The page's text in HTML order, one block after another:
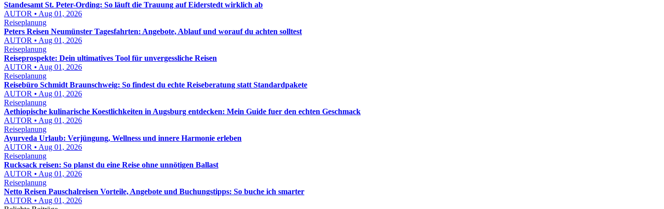
Standesamt St. Peter-Ording: So läuft die Trauung auf Eiderstedt wirklich ab
AUTOR • Aug 01, 2026
Reiseplanung
Peters Reisen Neumünster Tagesfahrten: Angebote, Ablauf und worauf du achten solltest
AUTOR • Aug 01, 2026
Reiseplanung
Reiseprospekte: Dein ultimatives Tool für unvergessliche Reisen
AUTOR • Aug 01, 2026
Reiseplanung
Reisebüro Schmidt Braunschweig: So findest du echte Reiseberatung statt Standardpakete
AUTOR • Aug 01, 2026
Reiseplanung
Aethiopische kulinarische Koestlichkeiten in Augsburg entdecken: Mein Guide fuer den echten Geschmack
AUTOR • Aug 01, 2026
Reiseplanung
Ayurveda Urlaub: Verjüngung, Wellness und innere Harmonie erleben
AUTOR • Aug 01, 2026
Reiseplanung
Rucksack reisen: So planst du eine Reise ohne unnötigen Ballast
AUTOR • Aug 01, 2026
Reiseplanung
Netto Reisen Pauschalreisen Vorteile, Angebote und Buchungstipps: So buche ich smarter
AUTOR • Aug 01, 2026